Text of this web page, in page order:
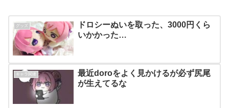
グッズ
ドロシーぬいを取った、3000円くら
いかかった…
キャラ関連
最近doroをよく見かけるが必ず尻尾
が生えてるな